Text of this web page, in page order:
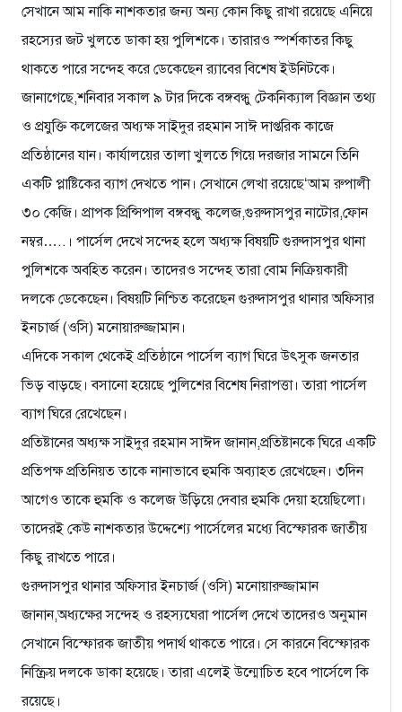
সেখানে আম নাকি নাশকতার জন্য অন্য কোন কিছু রাখা রয়েছে এনিয়ে
রহস্যের জট খুলতে ডাকা হয় পুলিশকে। তারারও স্পর্শকাতর কিছু
থাকতে পারে সন্দেহ করে ডেকেছেন র‌্যাবের বিশেষ ইউনিটকে।
জানাগেছে,শনিবার সকাল ৯ টার দিকে বঙ্গবন্ধু টেকনিক্যাল বিজ্ঞান তথ্য
ও প্রযুক্তি কলেজের অধ্যক্ষ সাইদুর রহমান সাঈ দাপ্তরিক কাজে
প্রতিষ্ঠানের যান। কার্যালয়ের তালা খুলতে গিয়ে দরজার সামনে তিনি
একটি প্লাষ্টিকের ব্যাগ দেখতে পান। সেখানে লেখা রয়েছে‘আম রুপালী
৩০ কেজি। প্রাপক প্রিন্সিপাল বঙ্গবন্ধু কলেজ,গুরুদাসপুর নাটোর,ফোন
নম্বর…..। পার্সেল দেখে সন্দেহ হলে অধ্যক্ষ বিষয়টি গুরুদাসপুর থানা
পুলিশকে অবহিত করেন। তাদেরও সন্দেহ তারা বোম নিক্রিয়কারী
দলকে ডেকেছেন। বিষয়টি নিশ্চিত করেছেন গুরুদাসপুর থানার অফিসার
ইনচার্জ (ওসি) মনোয়ারুজ্জামান।
এদিকে সকাল থেকেই প্রতিষ্ঠানে পার্সেল ব্যাগ ঘিরে উৎসুক জনতার
ভিড় বাড়ছে। বসানো হয়েছে পুলিশের বিশেষ নিরাপত্তা। তারা পার্সেল
ব্যাগ ঘিরে রেখেছেন।
প্রতিষ্টানের অধ্যক্ষ সাইদুর রহমান সাঈদ জানান,প্রতিষ্টানকে ঘিরে একটি
প্রতিপক্ষ প্রতিনিয়ত তাকে নানাভাবে হুমকি অব্যাহত রেখেছেন। ৩দিন
আগেও তাকে হুমকি ও কলেজ উড়িয়ে দেবার হুমকি দেয়া হয়েছিলো।
তাদেরই কেউ নাশকতার উদ্দেশ্যে পার্সেলের মধ্যে বিস্ফোরক জাতীয়
কিছু রাখতে পারে।
গুরুদাসপুর থানার অফিসার ইনচার্জ (ওসি) মনোয়ারুজ্জামান
জানান,অধ্যক্ষের সন্দেহ ও রহস্যঘেরা পার্সেল দেখে তাদেরও অনুমান
সেখানে বিস্ফোরক জাতীয় পদার্থ থাকতে পারে। সে কারনে বিস্ফোরক
নিস্ক্রিয় দলকে ডাকা হয়েছে। তারা এলেই উন্মোচিত হবে পার্সেলে কি
রয়েছে।